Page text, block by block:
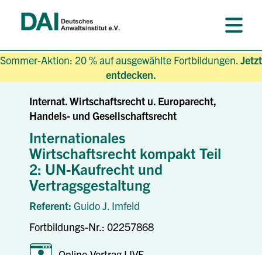
Sommer-Aktion: 20 % auf ausgewählte Fortbildungen.Jetzt
entdecken.
Internat. Wirtschaftsrecht u. Europarecht,
Handels- und Gesellschaftsrecht
Internationales
Wirtschaftsrecht kompakt Teil
2: UN-Kaufrecht und
Vertragsgestaltung
Referent: Guido J. Imfeld
Fortbildungs-Nr.: 02257868